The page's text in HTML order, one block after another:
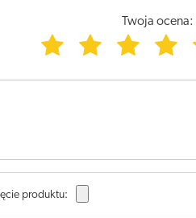
Twoja ocena:
produktu: